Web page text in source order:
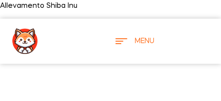
Allevamento Shiba Inu
MENU